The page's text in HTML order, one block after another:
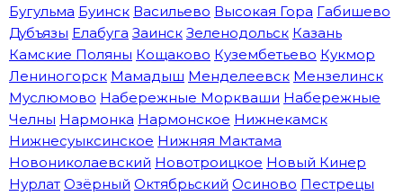
Бугульма Буинск Васильево Высокая Гора Габишево
Дубъязы Елабуга Заинск Зеленодольск Казань
Камские Поляны Кощаково Кузембетьево Кукмор
Лениногорск Мамадыш Менделеевск Мензелинск
Муслюмово Набережные Моркваши Набережные
Челны Нармонка Нармонское Нижнекамск
Нижнесуыксинское Нижняя Мактама
Новониколаевский Новотроицкое Новый Кинер
Нурлат Озёрный Октябрьский Осиново Пестрецы